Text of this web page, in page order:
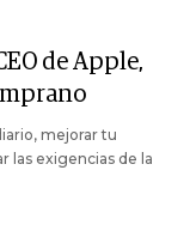
de Apple,
mejorar tu
las exigencias de la